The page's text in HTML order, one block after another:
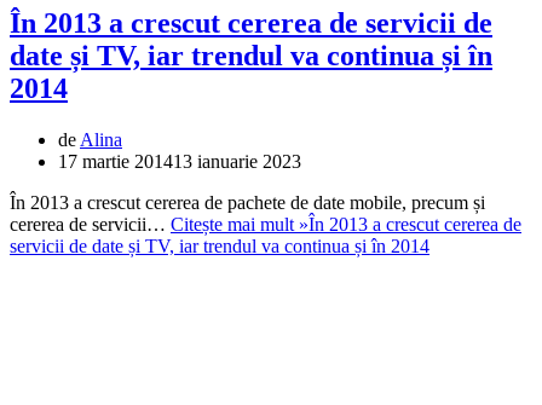
În 2013 a crescut cererea de servicii de
date și TV, iar trendul va continua și în
2014
de Alina
17 martie 201413 ianuarie 2023
În 2013 a crescut cererea de pachete de date mobile, precum și
cererea de servicii… Citește mai mult »În 2013 a crescut cererea de
servicii de date și TV, iar trendul va continua și în 2014